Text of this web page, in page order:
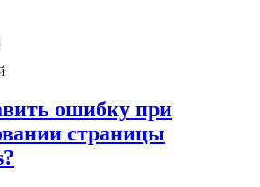
ошибку при
страницы